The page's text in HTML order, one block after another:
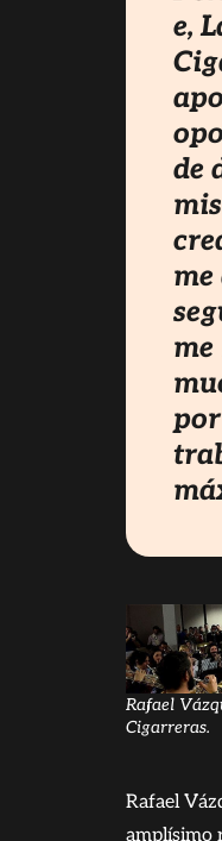
e,
de
Rafael
Cigarreras.
Rafael
amplísimo